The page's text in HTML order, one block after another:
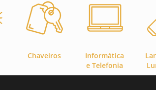
Chaveiros
Informática
e Telefonia